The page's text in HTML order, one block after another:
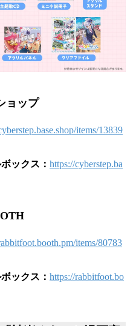
ョップ
items/13839
ックス： https://cyberstep.ba
items/80783
ックス： https://rabbitfoot.bo